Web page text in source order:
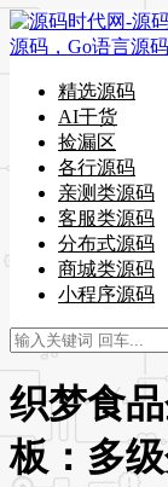
精选源码
AI干货
捡漏区
各行源码
亲测类源码
客服类源码
分布式源码
商城类源码
小程序源码
织梦食
板：多